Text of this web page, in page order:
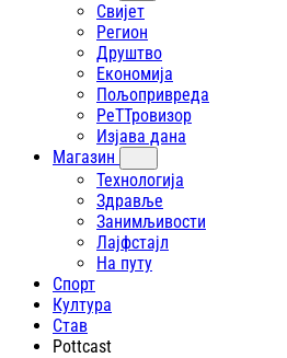
Свијет
Регион
Друштво
Економија
Пољопривреда
РеТТровизор
Изјава дана
Магазин
Технологија
Здравље
Занимљивости
Лајфстajл
На путу
Спорт
Култура
Став
Pottcast